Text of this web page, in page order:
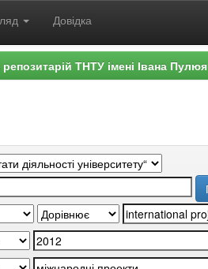
Довідка
ТНТУ імені Івана Пулюя